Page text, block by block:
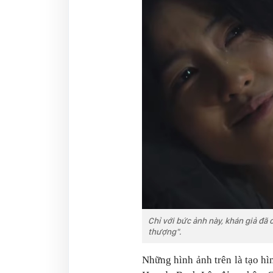
Chỉ với bức ảnh này, khán giả
thượng".
Những hình ảnh trên là tạo